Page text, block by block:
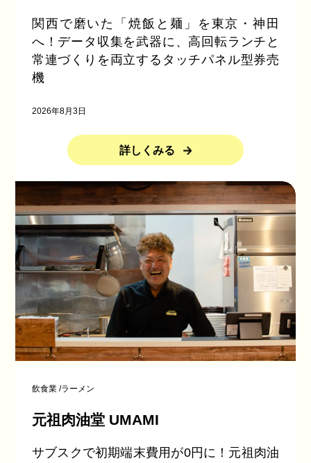
関西で磨いた「焼飯と麺」を東京・神田
へ！データ収集を武器に、高回転ランチと
常連づくりを両立するタッチパネル型券売
機
2026年8月3日
詳しくみる
飲食業/ラーメン
元祖肉油堂 UMAMI
サブスクで初期端末費用が0円に！元祖肉油